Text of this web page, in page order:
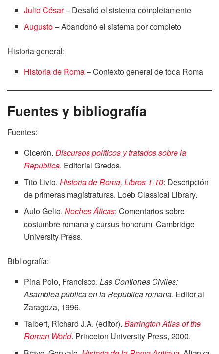
Julio César– Desafió el sistema completamente
Augusto– Abandonó el sistema por completo
Historia general:
Historia de Roma– Contexto general de toda Roma
Fuentes y bibliografía
Fuentes:
Cicerón.Discursos políticos y tratados sobre la
República. Editorial Gredos.
Tito Livio.Historia de Roma, Libros 1-10: Descripción
de primeras magistraturas. Loeb Classical Library.
Aulo Gelio.Noches Áticas: Comentarios sobre
costumbre romana y cursus honorum. Cambridge
University Press.
Bibliografía:
Pina Polo, Francisco.Las Contiones Civiles:
Asamblea pública en la República romana. Editorial
Zaragoza, 1996.
Talbert, Richard J.A. (editor).Barrington Atlas of the
Roman World. Princeton University Press, 2000.